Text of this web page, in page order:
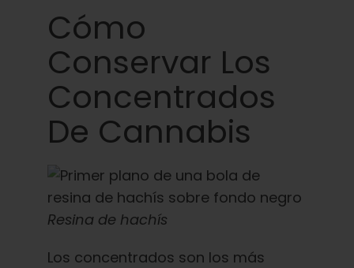
Cómo
Conservar Los
Concentrados
De Cannabis
Resina de hachís
Los concentrados son los más